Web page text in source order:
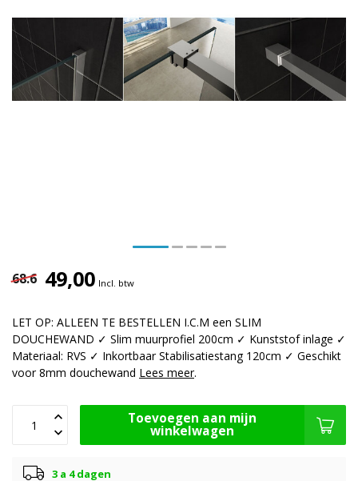
68.6 49,00 Incl. btw
LET OP: ALLEEN TE BESTELLEN I.C.M een SLIM
DOUCHEWAND ✓ Slim muurprofiel 200cm ✓ Kunststof inlage ✓
Materiaal: RVS ✓ Inkortbaar Stabilisatiestang 120cm ✓ Geschikt
voor 8mm douchewand Lees meer.
Toevoegen aan mijn
winkelwagen
3 a 4 dagen